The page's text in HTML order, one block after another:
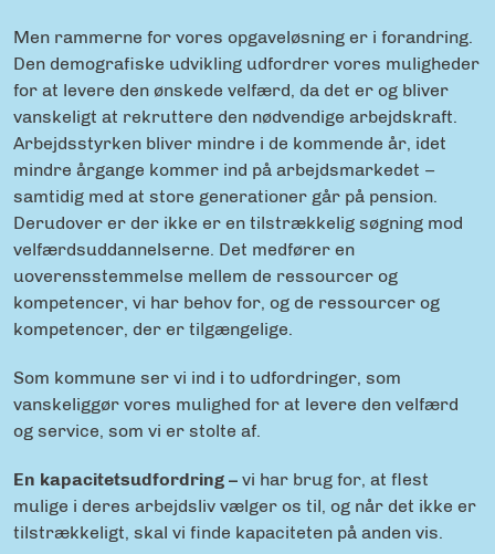
Men rammerne for vores opgaveløsning er i forandring.
Den demografiske udvikling udfordrer vores muligheder
for at levere den ønskede velfærd, da det er og bliver
vanskeligt at rekruttere den nødvendige arbejdskraft.
Arbejdsstyrken bliver mindre i de kommende år, idet
mindre årgange kommer ind på arbejdsmarkedet –
samtidig med at store generationer går på pension.
Derudover er der ikke er en tilstrækkelig søgning mod
velfærdsuddannelserne. Det medfører en
uoverensstemmelse mellem de ressourcer og
kompetencer, vi har behov for, og de ressourcer og
kompetencer, der er tilgængelige.
Som kommune ser vi ind i to udfordringer, som
vanskeliggør vores mulighed for at levere den velfærd
og service, som vi er stolte af.
En kapacitetsudfordring – vi har brug for, at flest
mulige i deres arbejdsliv vælger os til, og når det ikke er
tilstrækkeligt, skal vi finde kapaciteten på anden vis.